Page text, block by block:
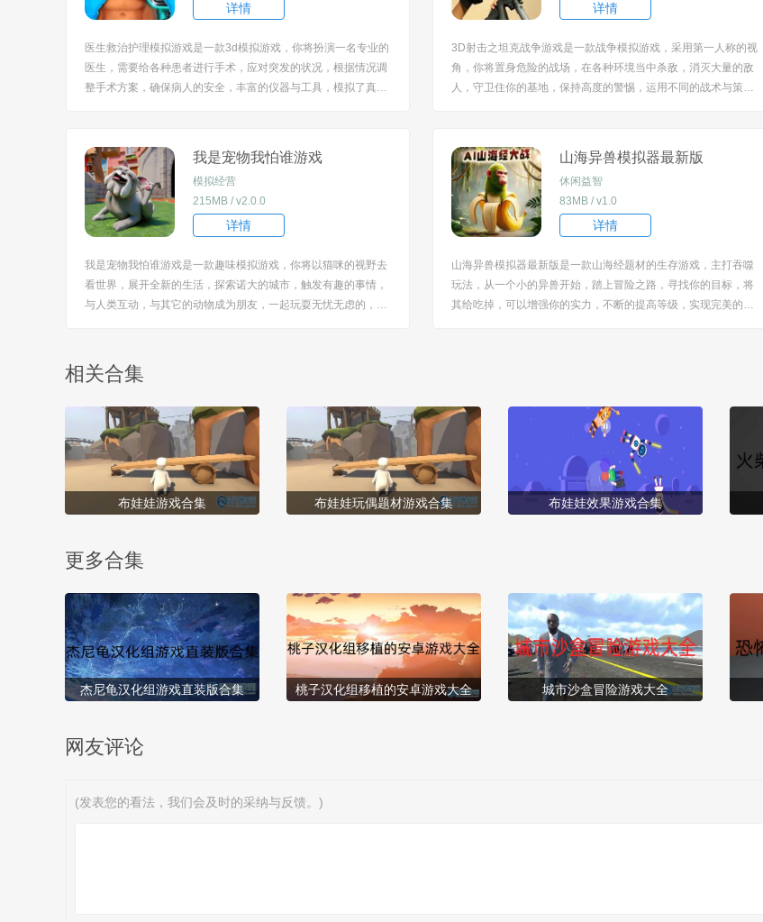
详情
医生救治护理模拟游戏是一款3d模拟游戏，你将扮演一名专业的
医生，需要给各种患者进行手术，应对突发的状况，根据情况调
整手术方案，确保病人的安全，丰富的仪器与工具，模拟了真实
患者并安排治疗...
详情
3D射击之坦克战争游戏是一款战争模拟游戏，采用第一人称的视
角，你将置身危险的战场，在各种环境当中杀敌，消灭大量的敌
人，守卫住你的基地，保持高度的警惕，运用不同的战术与策
共同完成任务，消灭...
我是宠物我怕谁游戏
模拟经营
215MB / v2.0.0
详情
我是宠物我怕谁游戏是一款趣味模拟游戏，你将以猫咪的视野去
看世界，展开全新的生活，探索诺大的城市，触发有趣的事情，
与人类互动，与其它的动物成为朋友，一起玩耍无忧无虑的，释
角度感受世界，体...
山海异兽模拟器最新版
休闲益智
83MB / v1.0
详情
山海异兽模拟器最新版是一款山海经题材的生存游戏，主打吞噬
玩法，从一个小的异兽开始，踏上冒险之路，寻找你的目标，将
其给吃掉，可以增强你的实力，不断的提高等级，实现完美的逆
相关合集
布娃娃游戏合集 布娃娃玩偶题材游戏合集 布娃娃效果游戏合集
更多合集
杰尼龟汉化组游戏直装版合集 桃子汉化组移植的安卓游戏大全 城市沙盒冒险游戏大全
网友评论
(发表您的看法，我们会及时的采纳与反馈。)